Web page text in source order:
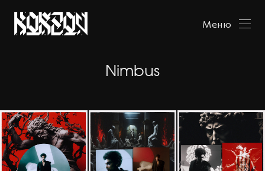
Меню
Nimbus